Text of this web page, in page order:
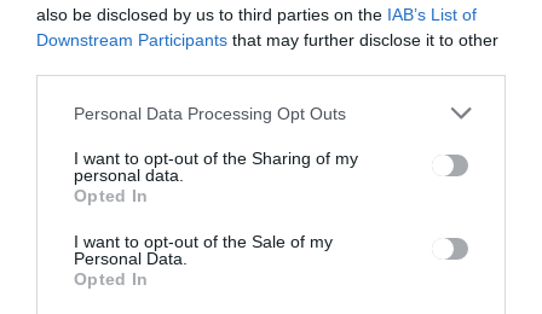
also be disclosed by us to third parties on the IAB’s List of
Downstream Participants that may further disclose it to other
Personal Data Processing Opt Outs
I want to opt-out of the Sharing of my
personal data.
Opted In
I want to opt-out of the Sale of my
Personal Data.
Opted In